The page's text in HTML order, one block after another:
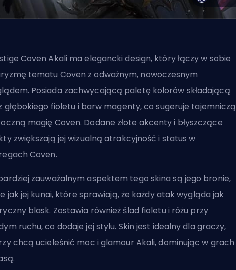
Coven Akali ma elegancki design, który łączy w sobie
tematu Coven z odważnym, nowoczesnym
Posiada zachwycającą paletę kolorów składającą
głębokiego fioletu i barw magenty, co sugeruje tajemniczą
magię Coven. Dodane złote akcenty i błyszczące
zwiększają jej wizualną atrakcyjność i status w
Coven.
zauważalnym aspektem tego skina są jego bronie,
jak jej kunai, które sprawiają, że każdy atak wygląda jak
blask. Zostawia również ślad fioletu i różu przy
ruchu, co dodaje jej stylu. Skin jest idealny dla graczy,
chcą ucieleśnić moc i glamour Akali, dominując w grach